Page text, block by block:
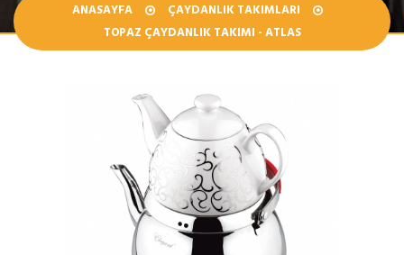
ANASAYFA
ÇAYDANLIK TAKIMLARI
TOPAZ ÇAYDANLIK TAKIMI - ATLAS